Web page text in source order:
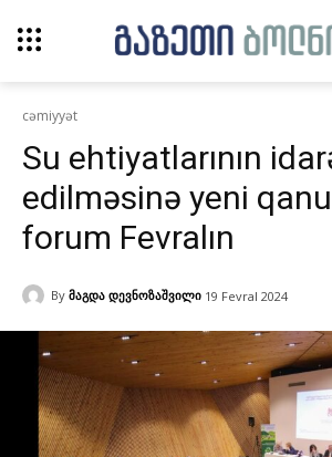
cəmiyyət
Su ehtiyatlarının
edilməsinə yeni
forum Fevralın
By მაგდა დევნოზაშვილი 19 Fevral 2024